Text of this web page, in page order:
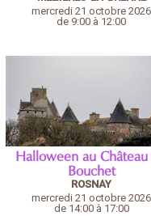
mercredi 21 octobre 2026
de 9:00 à 12:00
Halloween au Château
Bouchet
ROSNAY
mercredi 21 octobre 2026
de 14:00 à 17:00